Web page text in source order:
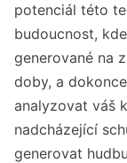
potenciál této
budoucnost,
generované na
doby, a
analyzovat váš
nadcházející
generovat